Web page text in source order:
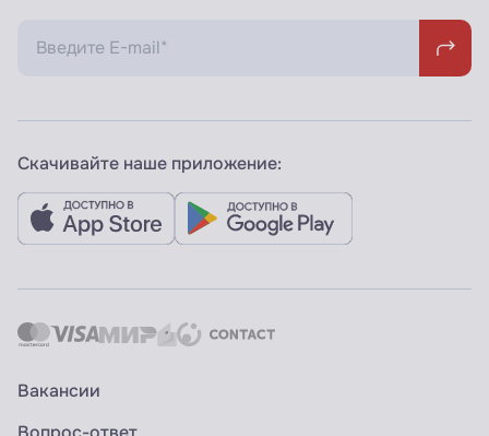
Скачивайте наше приложение:
Вакансии